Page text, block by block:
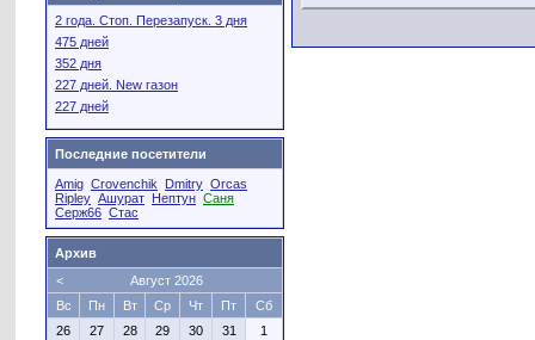
2 года. Стоп. Перезапуск. 3 дня
475 дней
352 дня
227 дней. New газон
227 дней
Последние посетители
Amig Crovenchik Dmitry Orcas
Ripley Ашурат Нептун Саня
Серж66 Стас
Архив
<
Август 2026
Вс
Пн Вт Ср Чт Пт
Сб
26
27 28 29 30 31
1